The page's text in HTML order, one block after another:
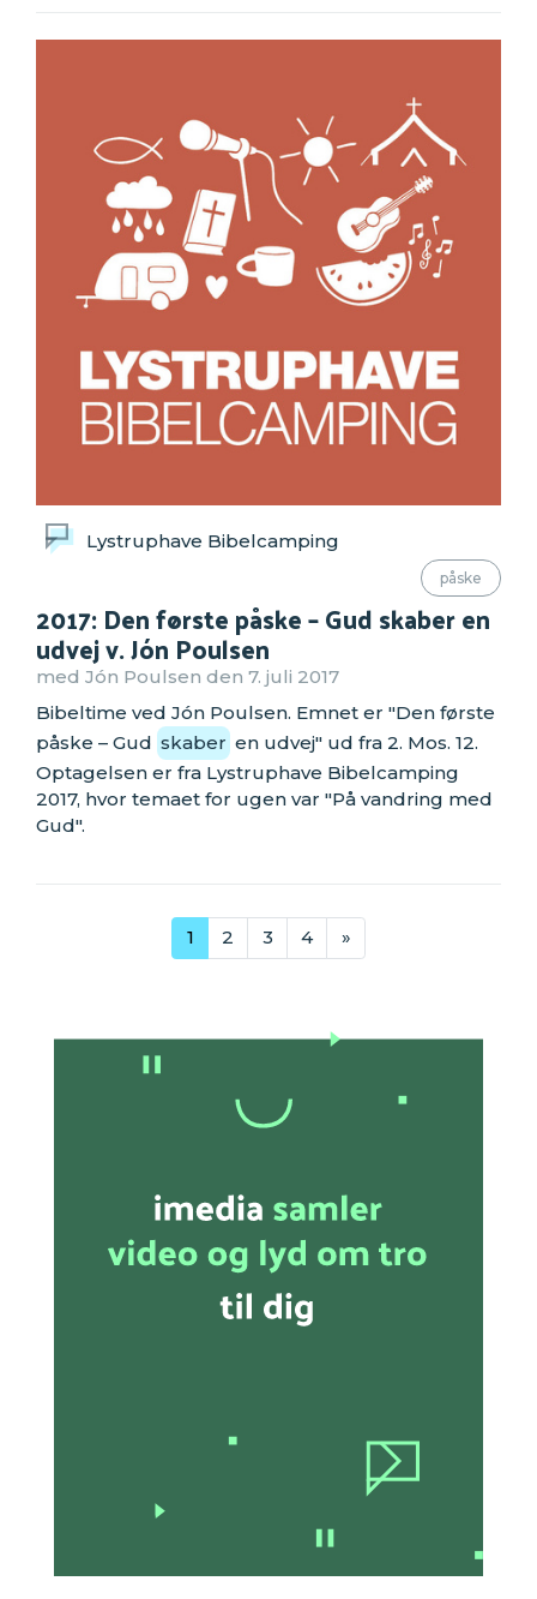
Lystruphave Bibelcamping
påske
2017: Den første påske – Gud skaber en
udvej v. Jón Poulsen
med Jón Poulsen den 7. juli 2017
Bibeltime ved Jón Poulsen. Emnet er "Den første
påske – Gud skaber en udvej" ud fra 2. Mos. 12.
Optagelsen er fra Lystruphave Bibelcamping
2017, hvor temaet for ugen var "På vandring med
Gud".
1 2 3 4 »